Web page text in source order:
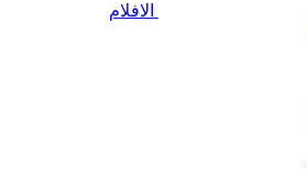
الافلام